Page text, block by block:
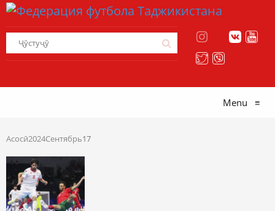
Menu ≡
Асосӣ2024Сентябрь17